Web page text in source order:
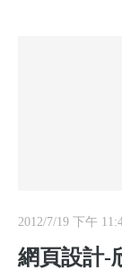
2012/7/19 下午
網頁設計-